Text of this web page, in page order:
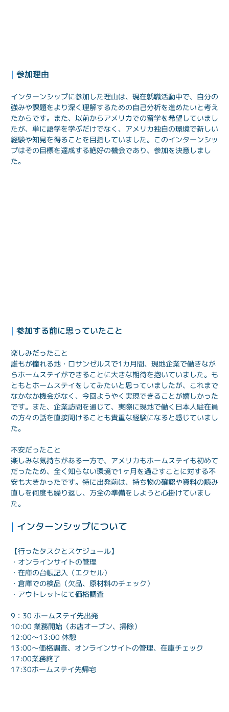
| 参加理由
インターンシップに参加した理由は、現在就職活動中で、自分の
強みや課題をより深く理解するための自己分析を進めたいと考え
たからです。また、以前からアメリカでの留学を希望していまし
たが、単に語学を学ぶだけでなく、アメリカ独自の環境で新しい
経験や知見を得ることを目指していました。このインターンシッ
プはその目標を達成する絶好の機会であり、参加を決意しまし
た。
| 参加する前に思っていたこと
楽しみだったこと
誰もが憧れる地・ロサンゼルスで1カ月間、現地企業で働きなが
らホームステイができることに大きな期待を抱いていました。も
ともとホームステイをしてみたいと思っていましたが、これまで
なかなか機会がなく、今回ようやく実現できることが嬉しかった
です。また、企業訪問を通じて、実際に現地で働く日本人駐在員
の方々の話を直接聞けることも貴重な経験になると感じていまし
た。
不安だったこと
楽しみな気持ちがある一方で、アメリカもホームステイも初めて
だったため、全く知らない環境で1ヶ月を過ごすことに対する不
安も大きかったです。特に出発前は、持ち物の確認や資料の読み
直しを何度も繰り返し、万全の準備をしようと心掛けていまし
た。
| インターンシップについて
【行ったタスクとスケジュール】
・オンラインサイトの管理
・在庫の台帳記入（エクセル）
・倉庫での検品（欠品、原材料のチェック）
・アウトレットにて価格調査
9：30 ホームステイ先出発
10:00 業務開始（お店オープン、掃除）
12:00〜13:00 休憩
13:00〜価格調査、オンラインサイトの管理、在庫チェック
17:00業務終了
17:30ホームステイ先帰宅